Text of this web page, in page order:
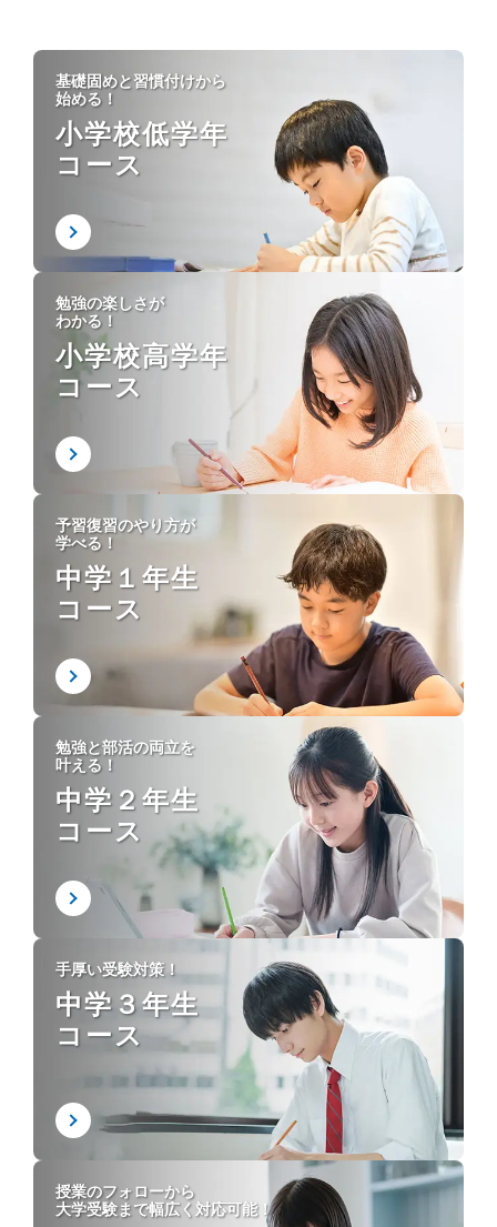
基礎固めと習慣付けから
始める！
小学校低学年
コース
勉強の楽しさが
わかる！
小学校高学年
コース
予習復習のやり方が
学べる！
中学１年生
コース
勉強と部活の両立を
叶える！
中学２年生
コース
手厚い受験対策！
中学３年生
コース
授業のフォローから
大学受験まで幅広く対応可能！